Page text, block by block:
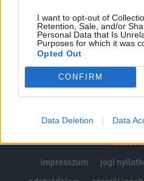
I want to opt-out of
Retention, Sale, and/or
Personal Data that Is
Purposes for which it was
Opted Out
CONFIRM
Data Deletion Data
MÁR ELŐFIZETŐNK VAGY?
© 2026
impresszum
jogi